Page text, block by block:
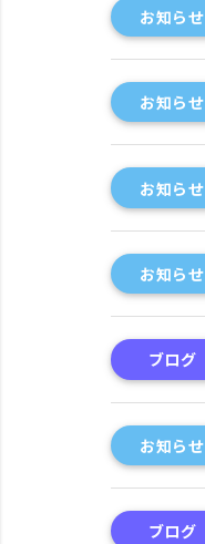
お知らせ
お知らせ
お知らせ
お知らせ
ブログ
お知らせ
ブログ